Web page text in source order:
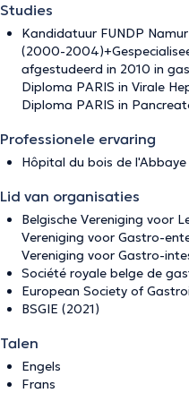
Studies
Kandidatuur FUNDP
(2000-
afgestudeerd in 2010 in
Diploma PARIS in Virale
Diploma PARIS in
Professionele ervaring
Hôpital du bois de
Lid van organisaties
Belgische Vereniging voor
Vereniging voor Gastro-
Vereniging voor Gastro-
Société royale belge de
European Society of
BSGIE (2021)
Talen
Engels
Frans